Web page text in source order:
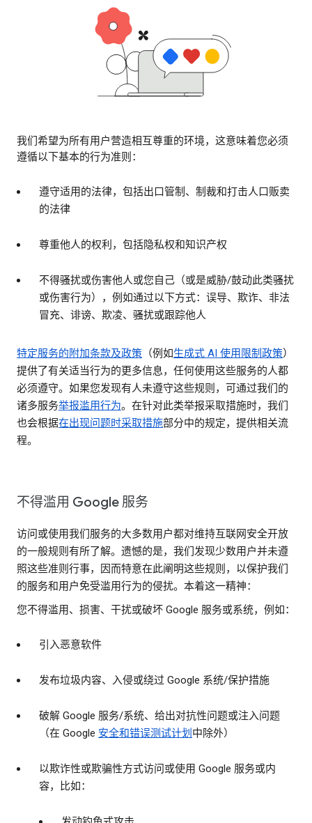
我们希望为所有用户营造相互尊重的环境，这意味着您必须
遵循以下基本的行为准则：
遵守适用的法律，包括出口管制、制裁和打击人口贩卖
的法律
尊重他人的权利，包括隐私权和知识产权
不得骚扰或伤害他人或您自己（或是威胁/鼓动此类骚扰
或伤害行为），例如通过以下方式：误导、欺诈、非法
冒充、诽谤、欺凌、骚扰或跟踪他人
特定服务的附加条款及政策 （例如生成式 AI 使用限制政策）
提供了有关适当行为的更多信息，任何使用这些服务的人都
必须遵守。如果您发现有人未遵守这些规则，可通过我们的
诸多服务举报滥用行为。在针对此类举报采取措施时，我们
也会根据在出现问题时采取措施部分中的规定，提供相关流
程。
不得滥用 Google 服务
访问或使用我们服务的大多数用户都对维持互联网安全开放
的一般规则有所了解。遗憾的是，我们发现少数用户并未遵
照这些准则行事，因而特意在此阐明这些规则，以保护我们
的服务和用户免受滥用行为的侵扰。本着这一精神：
您不得滥用、损害、干扰或破坏 Google 服务或系统，例如：
引入恶意软件
发布垃圾内容、入侵或绕过 Google 系统/保护措施
破解 Google 服务/系统、给出对抗性问题或注入问题
（在 Google 安全和错误测试计划 中除外）
以欺诈性或欺骗性方式访问或使用 Google 服务或内
容，比如：